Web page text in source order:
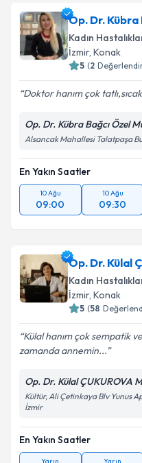
Op. Dr. Kübra
Kadın
İzmir, Konak
5 (2
Doktor hanım çok
Op. Dr. Kübra Bağcı Özel
Alsancak Mahallesi Talatpaşa
En Yakın Saatler
10 Ağu
09:00
10 Ağu
09:30
Op. Dr. Külal
Kadın
İzmir, Konak
5 (58
Külal hanım çok sempatik
zamanda annemin...
Op. Dr. Külal ÇUKUROVA
Kültür, Ali Çetinkaya Blv Yunus
İzmir
En Yakın Saatler